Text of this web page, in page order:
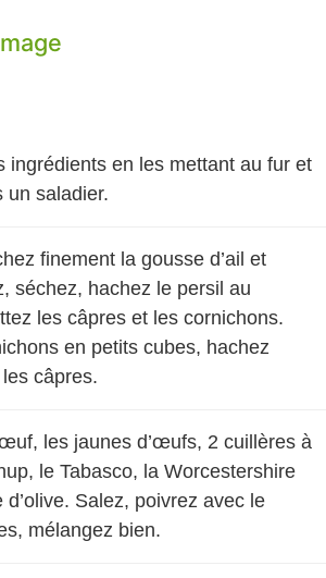
ingrédients en les mettant au fur et
un saladier.
finement la gousse d’ail et
séchez, hachez le persil au
les câpres et les cornichons.
en petits cubes, hachez
câpres.
les jaunes d’œufs, 2 cuillères à
le Tabasco, la Worcestershire
d’olive. Salez, poivrez avec le
mélangez bien.